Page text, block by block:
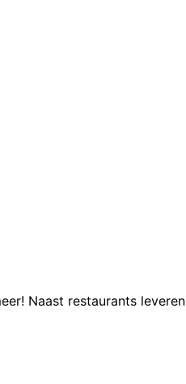
Naast restaurants leveren